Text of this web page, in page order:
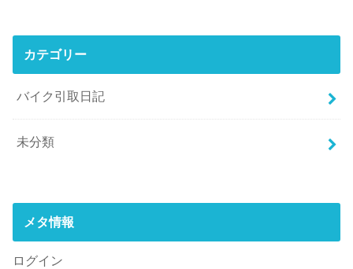
カテゴリー
バイク引取日記
未分類
メタ情報
ログイン